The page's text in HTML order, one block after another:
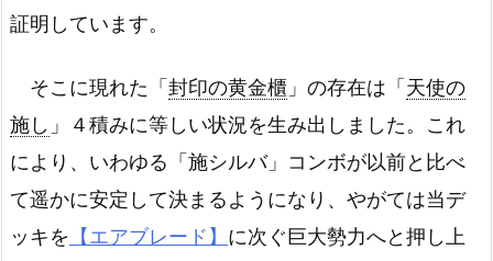
証明しています。
そこに現れた「 封印の黄金櫃 」の存在は「 天使の
施し 」４積みに等しい状況を生み出しました。これ
により、いわゆる「施シルバ」コンボが以前と比べ
て遥かに安定して決まるようになり、やがては当デ
ッキを 【エアブレード】 に次ぐ巨大勢力へと押し上